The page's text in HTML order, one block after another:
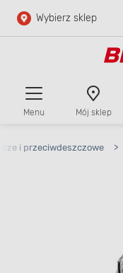
Przejdź do
Wybierz sklep
Menu Mój sklep
i przeciwdeszczowe >